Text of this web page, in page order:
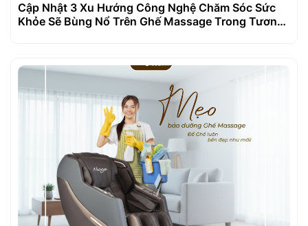
Cập Nhật 3 Xu Hướng Công Nghệ Chăm Sóc Sức
Khỏe Sẽ Bùng Nổ Trên Ghế Massage Trong Tương